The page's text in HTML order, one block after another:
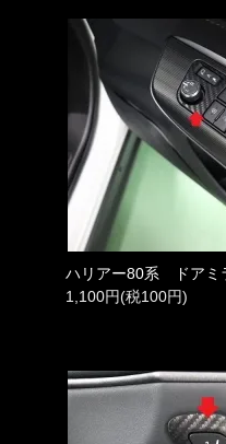
ハリアー80系 ドアミ
1,100円(税100円)